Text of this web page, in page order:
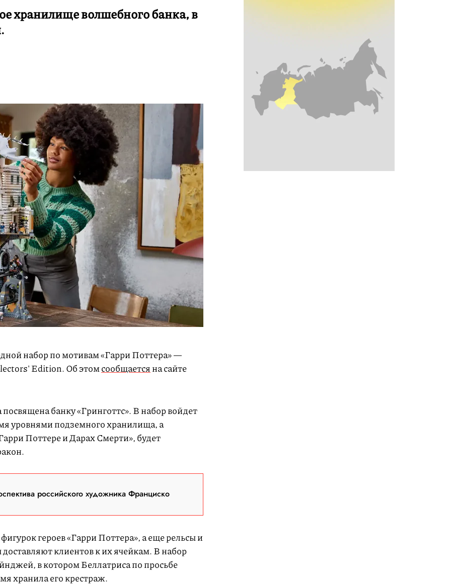
хранилище волшебного банка, в
набор по мотивам «Гарри Поттера» —
Edition. Об этомсообщаетсяна сайте
банку «Гринготтс». В набор войдет
уровнями подземного хранилища, а
Поттере и Дарах Смерти», будет
российского художника Франциско
героев «Гарри Поттера», а еще рельсы и
клиентов к их ячейкам. В набор
в котором Беллатриса по просьбе
хранила его крестраж.